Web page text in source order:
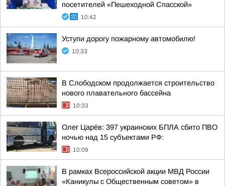
посетителей «Пешеходной Спасской»
10:42
Уступи дорогу пожарному автомобилю!
10:33
В Слободском продолжается строительство
нового плавательного бассейна
10:33
Олег Царёв: 397 украинских БПЛА сбито ПВО
ночью над 15 субъектами РФ:
10:09
В рамках Всероссийской акции МВД России
«Каникулы с Общественным советом» в